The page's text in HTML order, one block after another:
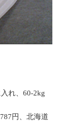
れ、60-2kg
円、北海道